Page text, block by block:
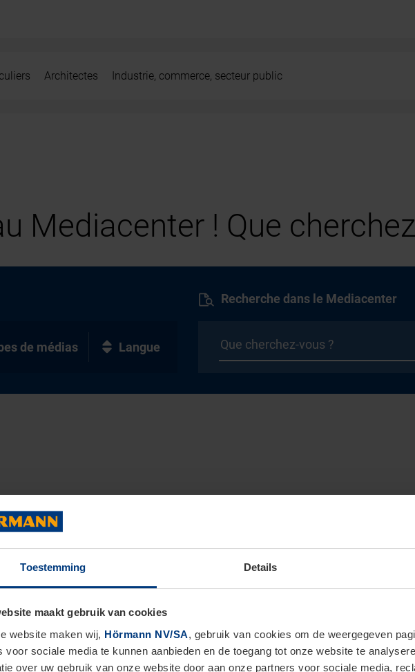
Toestemming Details
maakt gebruik van cookies
website maken wij, Hörmann NV/SA, gebruik van cookies om de weergegeven
voor sociale media te kunnen aanbieden en de toegang tot onze website te
over uw gebruik van onze website door aan onze partners voor sociale media,
Architectes Industrie, commerce, secteur public
Mediacenter ! Que
Recherche dans le Mediacenter
de médias Langue